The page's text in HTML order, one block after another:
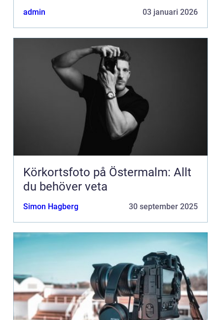
admin 03 januari 2026
Körkortsfoto på Östermalm: Allt
du behöver veta
Simon Hagberg 30 september 2025